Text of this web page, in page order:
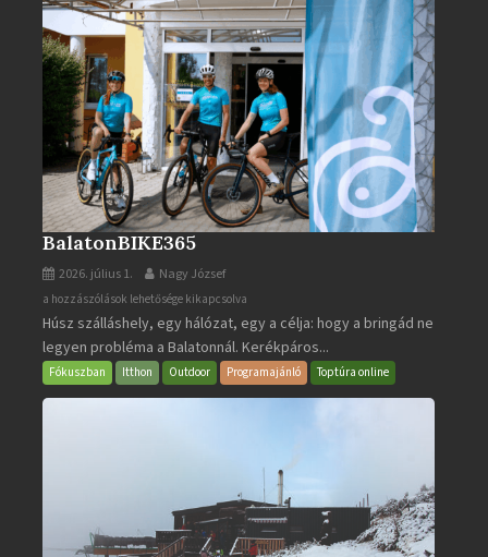
BalatonBIKE365
2026. július 1. Nagy József
BalatonBIKE365
bejegyzéshez
a hozzászólások lehetősége kikapcsolva
Húsz szálláshely, egy hálózat, egy a célja: hogy a bringád ne
legyen probléma a Balatonnál. Kerékpáros...
Fókuszban Itthon Outdoor Programajánló Toptúra online